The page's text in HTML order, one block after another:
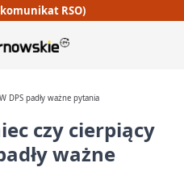
RSO)
DPS padły ważne pytania
czy cierpiący
ważne